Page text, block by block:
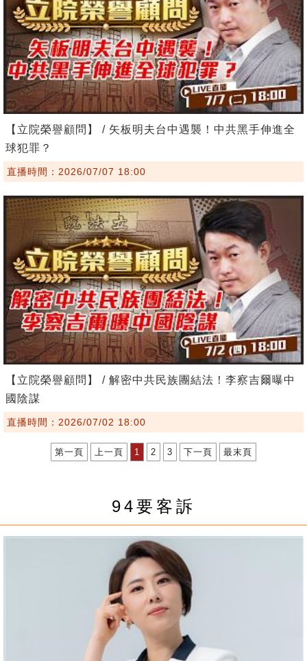
【立院榮譽顧問】 / 矢板明夫台中遇襲！中共黑手伸進全
球犯罪？
直播時間：2026/07/07 18:00
【立院榮譽顧問】 / 解密中共民族團結法！李察吉爾曝中
國陰謀
直播時間：2026/07/02 18:00
第一頁 上一頁 1 2 3 下一頁 最末頁
94要客訴